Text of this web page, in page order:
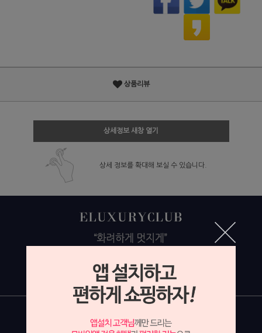
상품리뷰
상세정보 새창 열기
상세 정보를 확대해 보실 수 있습니다.